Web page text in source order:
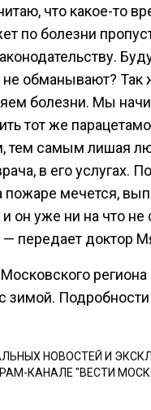
что какое-то
по болезни
обманывают?
болезни. Мы
тот же
тем самым лишая
в его услугах.
пожаре мечется,
он уже ни на что не
— передает доктор
зимой.
НОВОСТЕЙ И
КАНАЛЕ "ВЕСТИ